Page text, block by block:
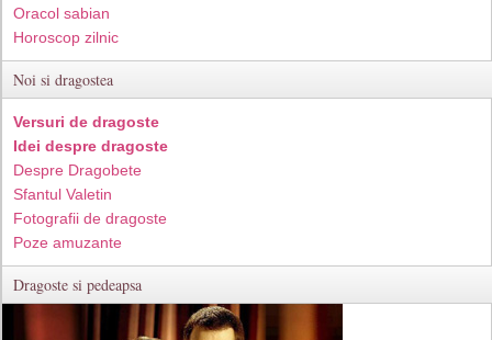
Oracol sabian
Horoscop zilnic
Noi si dragostea
Versuri de dragoste
Idei despre dragoste
Despre Dragobete
Sfantul Valetin
Fotografii de dragoste
Poze amuzante
Dragoste si pedeapsa